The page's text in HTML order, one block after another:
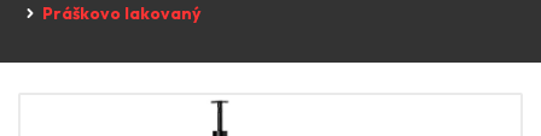
Práškovo lakovaný